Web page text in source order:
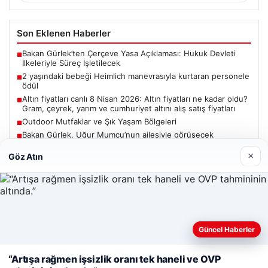
Son Eklenen Haberler
■Bakan Gürlek’ten Çerçeve Yasa Açıklaması: Hukuk Devleti
İlkeleriyle Süreç İşletilecek
■2 yaşındaki bebeği Heimlich manevrasıyla kurtaran personele
ödül
■Altın fiyatları canlı 8 Nisan 2026: Altın fiyatları ne kadar oldu?
Gram, çeyrek, yarım ve cumhuriyet altını alış satış fiyatları
■Outdoor Mutfaklar ve Şık Yaşam Bölgeleri
■Bakan Gürlek, Uğur Mumcu’nun ailesiyle görüşecek
Güncel
Bakan Gürlek’ten Çerçeve Yasa Açıklaması: Hukuk Devleti
Web sitemizi nasıl kullandığınızı daha iyi anlayabilmek,
kullanıyoruz.Çerez Politikamız
Göz Atın ×
Güncel Haberler
“Artışa rağmen işsizlik oranı tek haneli ve OVP